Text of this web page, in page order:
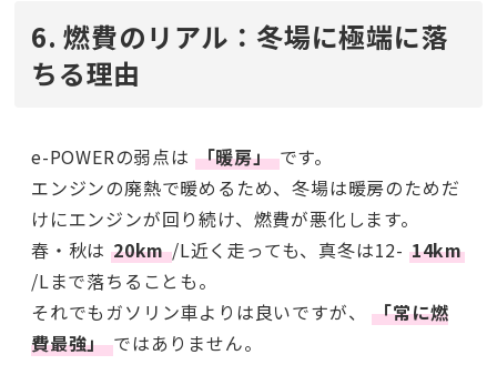
6. 燃費のリアル：冬場に極端に落
ちる理由
e-POWERの弱点は 「暖房」です。
エンジンの廃熱で暖めるため、冬場は暖房のためだ
けにエンジンが回り続け、燃費が悪化します。
春・秋は 20km/L近く走っても、真冬は12- 14km
/Lまで落ちることも。
それでもガソリン車よりは良いですが、「常に燃
費最強」ではありません。